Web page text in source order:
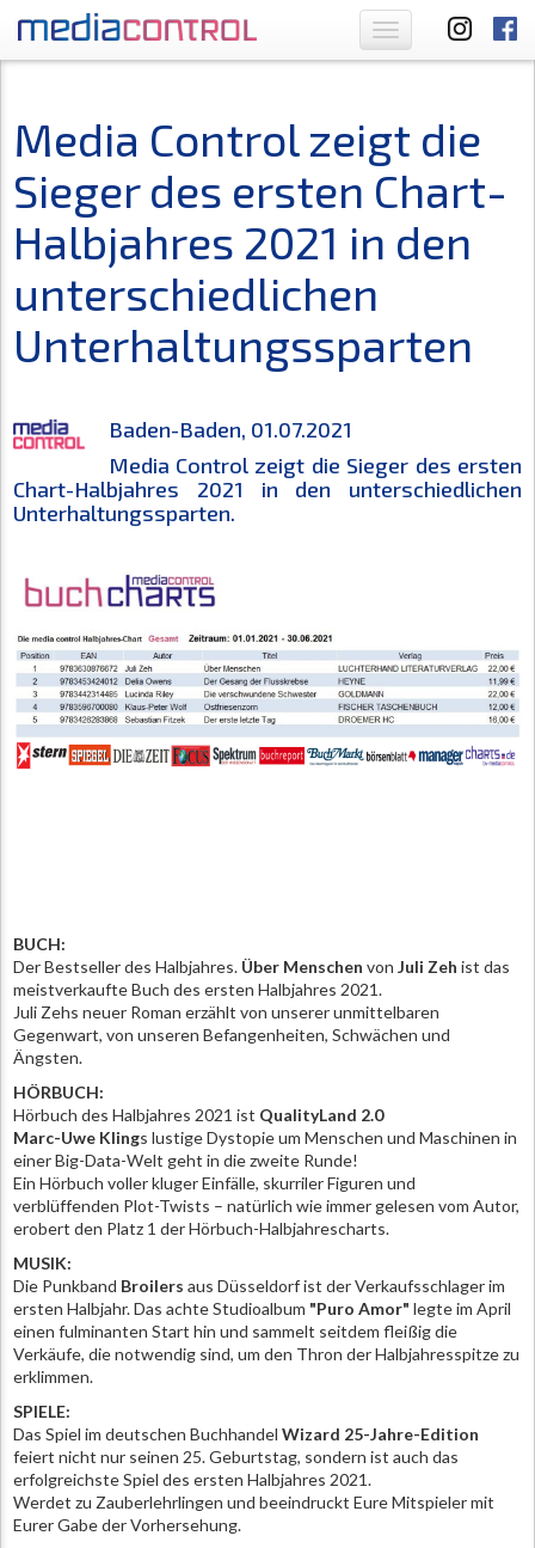
Toggle
navigation
Media Control zeigt die
Sieger des ersten Chart-
Halbjahres 2021 in den
unterschiedlichen
Unterhaltungssparten
Baden-Baden, 01.07.2021
Media Control zeigt die Sieger des ersten
Chart-Halbjahres 2021 in den unterschiedlichen
Unterhaltungssparten.
BUCH:
Der Bestseller des Halbjahres. Über Menschen von Juli Zeh ist das
meistverkaufte Buch des ersten Halbjahres 2021.
Juli Zehs neuer Roman erzählt von unserer unmittelbaren
Gegenwart, von unseren Befangenheiten, Schwächen und
Ängsten.
HÖRBUCH:
Hörbuch des Halbjahres 2021 ist QualityLand 2.0
Marc-Uwe Klings lustige Dystopie um Menschen und Maschinen in
einer Big-Data-Welt geht in die zweite Runde!
Ein Hörbuch voller kluger Einfälle, skurriler Figuren und
verblüffenden Plot-Twists – natürlich wie immer gelesen vom Autor,
erobert den Platz 1 der Hörbuch-Halbjahrescharts.
MUSIK:
Die Punkband Broilers aus Düsseldorf ist der Verkaufsschlager im
ersten Halbjahr. Das achte Studioalbum "Puro Amor" legte im April
einen fulminanten Start hin und sammelt seitdem fleißig die
Verkäufe, die notwendig sind, um den Thron der Halbjahresspitze zu
erklimmen.
SPIELE:
Das Spiel im deutschen Buchhandel Wizard 25-Jahre-Edition
feiert nicht nur seinen 25. Geburtstag, sondern ist auch das
erfolgreichste Spiel des ersten Halbjahres 2021.
Werdet zu Zauberlehrlingen und beeindruckt Eure Mitspieler mit
Eurer Gabe der Vorhersehung.